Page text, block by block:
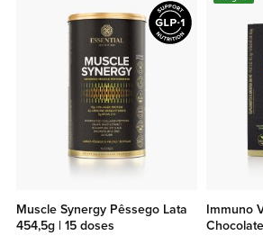
lista
de
Muscle Synergy Pêssego Lata
454,5g | 15 doses
Immuno